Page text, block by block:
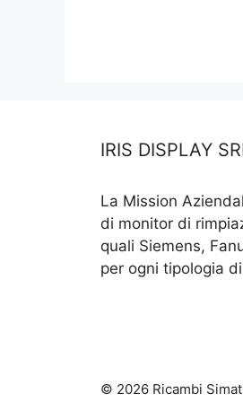
IRIS DISPLAY
La Mission
di monitor di
quali Siemens,
per ogni tipologia
© 2026 Ricambi